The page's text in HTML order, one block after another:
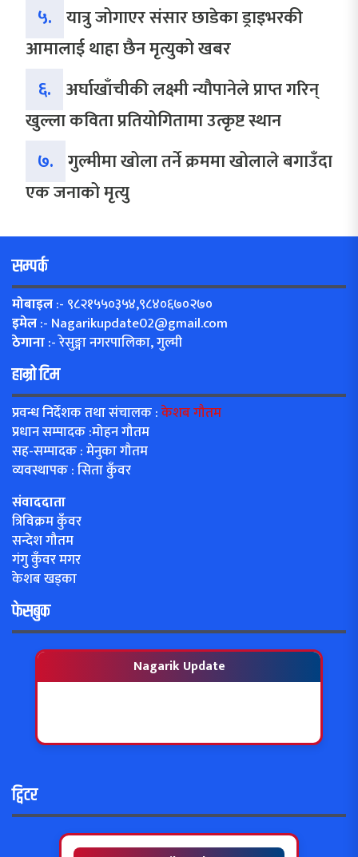
५. यात्रु जोगाएर संसार छाडेका ड्राइभरकी
आमालाई थाहा छैन मृत्युको खबर
६. अर्घाखाँचीकी लक्ष्मी न्यौपानेले प्राप्त गरिन्
खुल्ला कविता प्रतियोगितामा उत्कृष्ट स्थान
७. गुल्मीमा खोला तर्ने क्रममा खोलाले बगाउँदा
एक जनाको मृत्यु
सम्पर्क
मोबाइल:- ९८२१५५०३५४,९८४०६७०२७०
इमेल:- Nagarikupdate02@gmail.com
ठेगाना:- रेसुङ्गा नगरपालिका, गुल्मी
हाम्रो टिम
प्रवन्ध निर्देशक तथा संचालक :केशब गौतम
प्रधान सम्पादक :मोहन गौतम
सह-सम्पादक : मेनुका गौतम
व्यवस्थापक : सिता कुँवर
संवाददाता
त्रिविक्रम कुँवर
सन्देश गौतम
गंगु कुँवर मगर
केशब खड्का
फेसबुक
Nagarik Update
ट्विटर